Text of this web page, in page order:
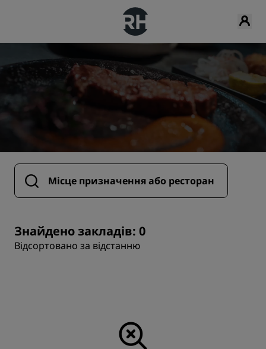
Знайдено закладів: 0
Відсортовано за відстанню